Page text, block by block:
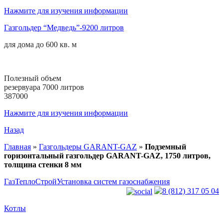
Нажмите для изучения информации
Газгольдер “Медведь”-9200 литров
для дома до 600 кв. м
Полезный объем
резервуара 7000 литров
387000
Нажмите для изучения информации
Назад
Главная » Газгольдеры GARANT-GAZ » Подземный
горизонтальный газгольдер GARANT-GAZ, 1750 литров,
толщина стенки 8 мм
ГазТеплоСтройУстановка систем газоснабжения
8 (812) 317 05 04
Котлы